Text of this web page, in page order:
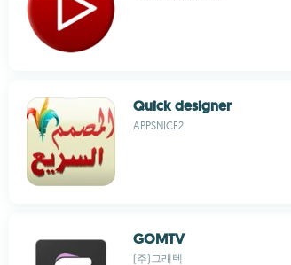
Quick designer
APPSNICE2
GOMTV
(주)그래텍